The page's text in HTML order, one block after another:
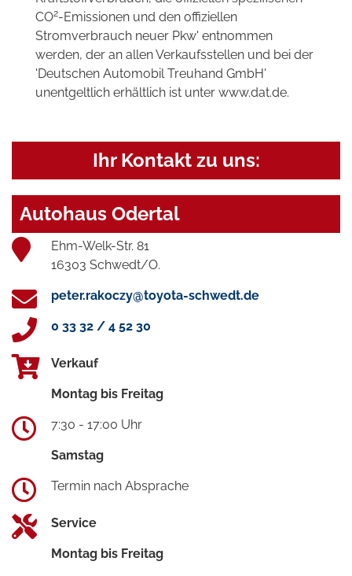
CO2-Emissionen und den offiziellen
Stromverbrauch neuer Pkw' entnommen
werden, der an allen Verkaufsstellen und bei der
'Deutschen Automobil Treuhand GmbH'
unentgeltlich erhältlich ist unter www.dat.de.
Ihr Kontakt zu uns:
Autohaus Odertal
Ehm-Welk-Str. 81
16303 Schwedt/O.
peter.rakoczy@toyota-schwedt.de
0 33 32 / 4 52 30
Verkauf
Montag bis Freitag
7:30 - 17:00 Uhr
Samstag
Termin nach Absprache
Service
Montag bis Freitag